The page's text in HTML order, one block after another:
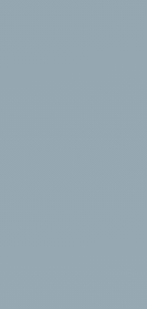
contrainte